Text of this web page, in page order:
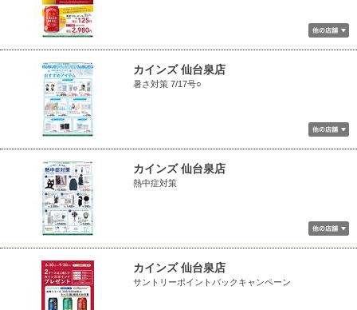
カインズ 仙台泉店
暑さ対策 7/17号○
カインズ 仙台泉店
熱中症対策
カインズ 仙台泉店
サントリーポイントバックキャンペーン